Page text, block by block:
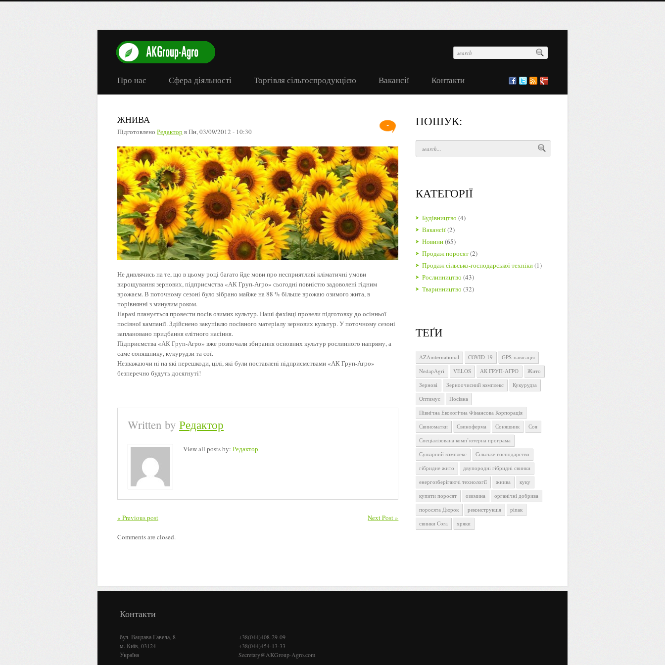
Про нас Сфера діяльності Торгівля сільгоспродукцією Вакансії Контакти
ЖНИВА
Підготовлено Редактор вПн, 03/09/2012 - 10:30
-
Не дивлячись на те, що в цьому році багато йде мови про несприятливі кліматичні умови
вирощування зернових, підприємства «АК Груп-Агро» сьогодні повністю задоволені гідним
врожаєм. В поточному сезоні було зібрано майже на 88 % більше врожаю озимого жита, в
порівнянні з минулим роком.
Наразі планується провести посів озимих культур. Наші фахівці провели підготовку до осінньої
посівної кампанії. Здійснено закупівлю посівного матеріалу зернових культур. У поточному сезоні
заплановано придбання елітного насіння.
Підприємства «АК Груп-Агро» вже розпочали збирання основних культур рослинного напряму, а
саме соняшнику, кукурудзи та сої.
Незважаючи ні на які перешкоди, цілі, які були поставлені підприємствами «АК Груп-Агро»
безперечно будуть досягнуті!
Written by Редактор
View all posts by: Редактор
« Previous post Next Post »
Comments are closed.
ПОШУК:
КАТЕГОРІЇ
Будівництво (4)
Вакансії(2)
Новини(65)
Продаж поросят(2)
Продаж сільсько-господарської техніки(1)
Рослинництво (43)
Тваринництво (32)
ТЕҐИ
AZAinternational COVID-19
GPS-навігація
NedapAgri
VELOS АК ГРУП-АГРО
Жито
Зернові
Зерноочисний комплекс
Кукурудза
Оптимус
Посівна
Північна Екологічна Фінансова Корпорація
Свиноматки
Свиноферма Соняшник
Соя
Спеціалізована комп’ютерна програма
Сушарний комплекс
Сільське господарство
гібридне жито
двупородні гібридні свинки
енергозберігаючі технології
жнива
куку
купити поросят
озимина
органічні добрива
поросята Дюрок
реконструкція
ріпак
свинки Cora
хряки
Контакти
бул. Вацлава Гавела, 8
м. Київ, 03124
Україна
+38(044)408-29-09
+38(044)454-13-33
Secretary@AKGroup-Agro.com